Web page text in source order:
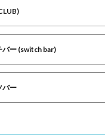
バー (switch bar)
バー